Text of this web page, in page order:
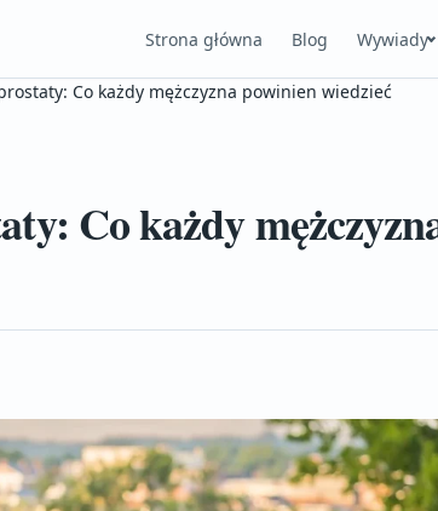
Strona główna Blog Wywiady
Co każdy mężczyzna powinien wiedzieć
Co każdy